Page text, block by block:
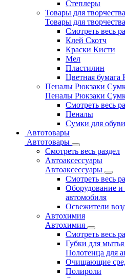
Степлеры
Товары для творчества
Товары для творчества
Смотреть весь
Клей Скотч
Краски Кисти
Мел
Пластилин
Цветная бумага
Пеналы Рюкзаки
Пеналы Рюкзаки
Смотреть весь
Пеналы
Сумки для обуви
Автотовары
Автотовары
Смотреть весь раздел
Автоаксессуары
Автоаксессуары
Смотреть весь
Оборудование
автомобиля
Освежители
Автохимия
Автохимия
Смотреть весь
Губки для
Полотенца для
Очищающие
Полироли